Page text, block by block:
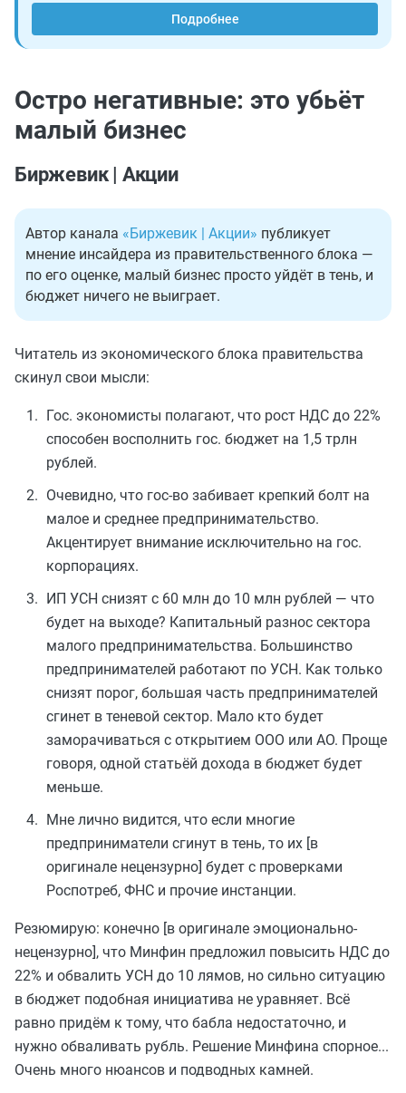
Подробнее
Остро негативные: это убьёт
малый бизнес
Биржевик | Акции
Автор канала «Биржевик | Акции» публикует
мнение инсайдера из правительственного блока —
по его оценке, малый бизнес просто уйдёт в тень, и
бюджет ничего не выиграет.
Читатель из экономического блока правительства
скинул свои мысли:
Гос. экономисты полагают, что рост НДС до 22%
способен восполнить гос. бюджет на 1,5 трлн
рублей.
Очевидно, что гос-во забивает крепкий болт на
малое и среднее предпринимательство.
Акцентирует внимание исключительно на гос.
корпорациях.
ИП УСН снизят с 60 млн до 10 млн рублей — что
будет на выходе? Капитальный разнос сектора
малого предпринимательства. Большинство
предпринимателей работают по УСН. Как только
снизят порог, большая часть предпринимателей
сгинет в теневой сектор. Мало кто будет
заморачиваться с открытием ООО или АО. Проще
говоря, одной статьёй дохода в бюджет будет
меньше.
Мне лично видится, что если многие
предприниматели сгинут в тень, то их [в
оригинале нецензурно] будет с проверками
Роспотреб, ФНС и прочие инстанции.
Резюмирую: конечно [в оригинале эмоционально-
нецензурно], что Минфин предложил повысить НДС до
22% и обвалить УСН до 10 лямов, но сильно ситуацию
в бюджет подобная инициатива не уравняет. Всё
равно придём к тому, что бабла недостаточно, и
нужно обваливать рубль. Решение Минфина спорное...
Очень много нюансов и подводных камней.